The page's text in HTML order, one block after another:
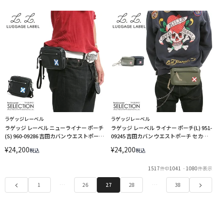
ラゲッジレーベル
ラゲッジ レーベル ニューライナー ポーチ
(S) 960-09286 吉田カバン ウエストポーチ
¥24,200税込
ラゲッジレーベル
ラゲッジ レーベル ライナー ポーチ(L) 951-
09245 吉田カバン ウエストポーチ セカン
¥24,200税込
1517件中1041 - 1080件表示
1 … 26 27 28 … 38